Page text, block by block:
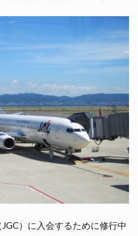
）に入会するために修行中